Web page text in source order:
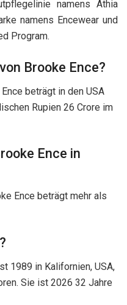
namens Athia
namens Encewear und
Program.
Brooke Ence?
beträgt in den USA
Rupien 26 Crore im
Ence in
Ence beträgt mehr als
1989 in Kalifornien, USA,
Sie ist 2026 32 Jahre